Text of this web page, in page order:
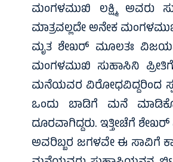
ಮಂಗಳಮುಖಿ ಲಕ್ಷ್ಮಿ ಅವರು
ಮಾತ್ರವಲ್ಲದೇ ಅನೇಕ
ಮೃತ ಶೇಖರ್ ಮೂಲತಃ
ಮಂಗಳಮುಖಿ ಸುಹಾಸಿನಿ
ಮನೆಯವರ ವಿರೋಧವಿದ್ದರಿಂದ
ಒಂದು‌ ಬಾಡಿಗೆ ಮನೆ
ದೂರವಾಗಿದ್ದರು. ಇತ್ತೀಚೆಗೆ
ಅವರಿಬ್ಬರ ಜಗಳವೇ ಈ ಸಾವಿಗೆ